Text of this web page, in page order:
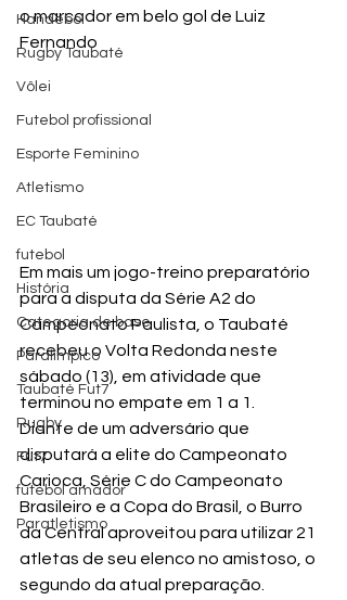
Handebol
Rugby Taubaté
Vôlei
Futebol profissional
Esporte Feminino
Atletismo
EC Taubaté
futebol
História
Categoria de base
Paralímpico
Taubaté Fut7
Rugby
Fut7
futebol amador
Paratletismo
o marcador em belo gol de Luiz
Fernando
Em mais um jogo-treino preparatório
para a disputa da Série A2 do
Campeonato Paulista, o Taubaté
recebeu o Volta Redonda neste
sábado (13), em atividade que
terminou no empate em 1 a 1.
Diante de um adversário que
disputará a elite do Campeonato
Carioca, Série C do Campeonato
Brasileiro e a Copa do Brasil, o Burro
da Central aproveitou para utilizar 21
atletas de seu elenco no amistoso, o
segundo da atual preparação.